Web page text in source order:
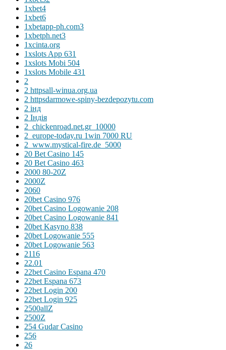
1xbet4
1xbet6
1xbetapp-ph.com3
1xbetph.net3
1xcinta.org
1xslots App 631
1xslots Mobi 504
1xslots Mobile 431
2
2 httpsall-winua.org.ua
2 httpsdarmowe-spiny-bezdepozytu.com
2 інд
2 Індія
2_chickenroad.net.gr_10000
2_europe-today.ru 1win 7000 RU
2_www.mystical-fire.de_5000
20 Bet Casino 145
20 Bet Casino 463
2000 80-20Z
2000Z
2060
20bet Casino 976
20bet Casino Logowanie 208
20bet Casino Logowanie 841
20bet Kasyno 838
20bet Logowanie 555
20bet Logowanie 563
2116
22.01
22bet Casino Espana 470
22bet Espana 673
22bet Login 200
22bet Login 925
2500allZ
2500Z
254 Gudar Casino
256
26